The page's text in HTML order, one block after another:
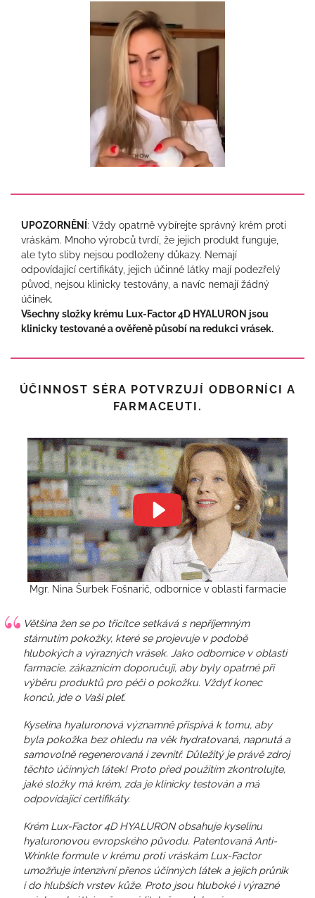
UPOZORNĚNÍ: Vždy opatrně vybírejte správný krém proti
vráskám. Mnoho výrobců tvrdí, že jejich produkt funguje,
ale tyto sliby nejsou podloženy důkazy. Nemají
odpovídající certifikáty, jejich účinné látky mají podezřelý
původ, nejsou klinicky testovány, a navíc nemají žádný
účinek.
Všechny složky krému Lux-Factor 4D HYALURON jsou
klinicky testované a ověřeně působí na redukci vrásek.
ÚČINNOST SÉRA POTVRZUJÍ ODBORNÍCI A
FARMACEUTI.
Mgr. Nina Šurbek Fošnarič, odbornice v oblasti farmacie
Většina žen se po třicítce setkává s nepříjemným
stárnutím pokožky, které se projevuje v podobě
hlubokých a výrazných vrásek. Jako odbornice v oblasti
farmacie, zákaznicím doporučuji, aby byly opatrné při
výběru produktů pro péči o pokožku. Vždyť konec
konců, jde o Vaši pleť.
Kyselina hyaluronová významně přispívá k tomu, aby
byla pokožka bez ohledu na věk hydratovaná, napnutá a
samovolně regenerovaná i zevnitř. Důležitý je právě zdroj
těchto účinných látek! Proto před použitím zkontrolujte,
jaké složky má krém, zda je klinicky testován a má
odpovídající certifikáty.
Krém Lux-Factor 4D HYALURON obsahuje kyselinu
hyaluronovou evropského původu. Patentovaná Anti-
Wrinkle formule v krému proti vráskám Lux-Factor
umožňuje intenzivní přenos účinných látek a jejich průnik
i do hlubších vrstev kůže. Proto jsou hluboké i výrazné